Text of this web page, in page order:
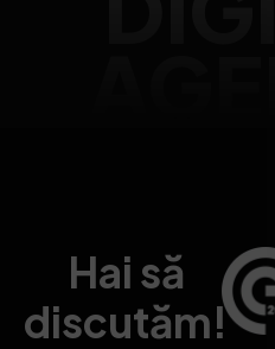
Hai să
discutăm!